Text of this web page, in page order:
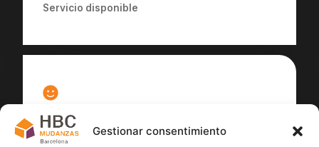
Gestionar consentimiento
Servicio disponible
100